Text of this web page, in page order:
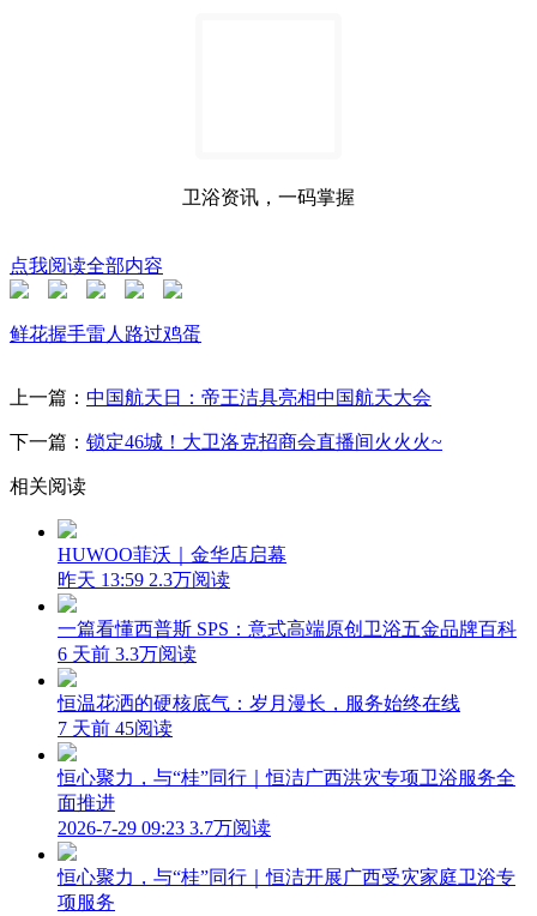
卫浴资讯，一码掌握
点我阅读全部内容
鲜花握手雷人 路过鸡蛋
上一篇： 中国航天日：帝王洁具亮相中国航天大会
下一篇： 锁定46城！大卫洛克招商会直播间火火火~
相关阅读
HUWOO菲沃｜金华店启幕
昨天 13:59 2.3万阅读
一篇看懂西普斯 SPS：意式高端原创卫浴五金品牌百科
6 天前 3.3万阅读
恒温花洒的硬核底气：岁月漫长，服务始终在线
7 天前 45阅读
恒心聚力，与“桂”同行｜恒洁广西洪灾专项卫浴服务全
面推进
2026-7-29 09:23 3.7万阅读
恒心聚力，与“桂”同行｜恒洁开展广西受灾家庭卫浴专
项服务